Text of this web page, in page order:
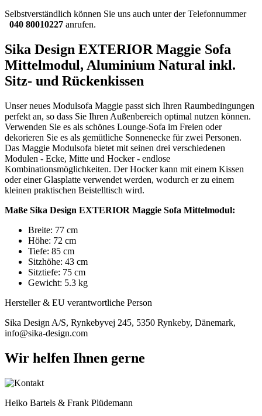
Selbstverständlich können Sie uns auch unter der Telefonnummer
040 80010227 anrufen.
Sika Design EXTERIOR Maggie Sofa
Mittelmodul, Aluminium Natural inkl.
Sitz- und Rückenkissen
Unser neues Modulsofa Maggie passt sich Ihren Raumbedingungen
perfekt an, so dass Sie Ihren Außenbereich optimal nutzen können.
Verwenden Sie es als schönes Lounge-Sofa im Freien oder
dekorieren Sie es als gemütliche Sonnenecke für zwei Personen.
Das Maggie Modulsofa bietet mit seinen drei verschiedenen
Modulen - Ecke, Mitte und Hocker - endlose
Kombinationsmöglichkeiten. Der Hocker kann mit einem Kissen
oder einer Glasplatte verwendet werden, wodurch er zu einem
kleinen praktischen Beistelltisch wird.
Maße Sika Design EXTERIOR Maggie Sofa Mittelmodul:
Breite: 77 cm
Höhe: 72 cm
Tiefe: 85 cm
Sitzhöhe: 43 cm
Sitztiefe: 75 cm
Gewicht: 5.3 kg
Hersteller & EU verantwortliche Person
Sika Design A/S, Rynkebyvej 245, 5350 Rynkeby, Dänemark,
info@sika-design.com
Wir helfen Ihnen gerne
Heiko Bartels & Frank Plüdemann